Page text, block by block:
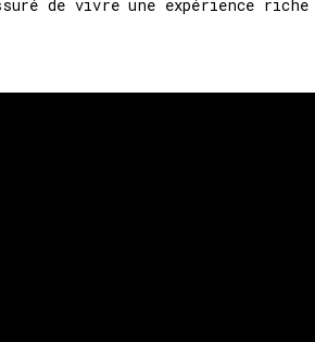
de vivre une expérience riche